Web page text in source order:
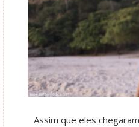
Assim que eles